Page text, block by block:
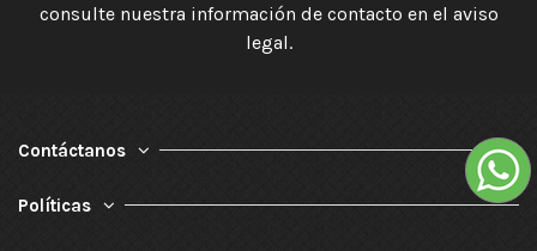
consulte nuestra información de contacto en el aviso
legal.
Contáctanos
Políticas